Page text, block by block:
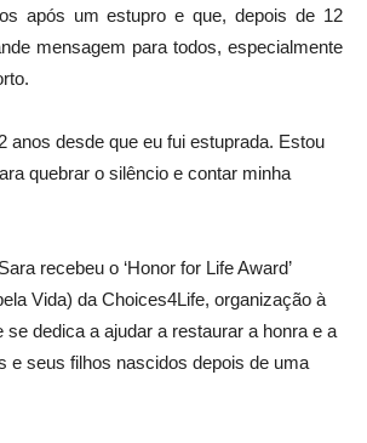
após um estupro e que, depois de 12
mensagem para todos, especialmente
anos desde que eu fui estuprada. Estou
quebrar o silêncio e contar minha
recebeu o ‘Honor for Life Award’
Vida) da Choices4Life, organização à
se dedica a ajudar a restaurar a honra e a
e seus filhos nascidos depois de uma